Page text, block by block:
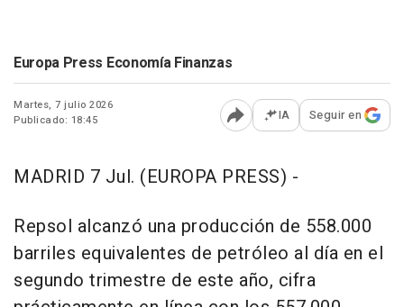
Europa Press Economía Finanzas
Martes, 7 julio 2026
Publicado: 18:45
Abrir opciones para
IA Seguir en
MADRID 7 Jul. (EUROPA PRESS) -
Repsol alcanzó una producción de 558.000
barriles equivalentes de petróleo al día en el
segundo trimestre de este año, cifra